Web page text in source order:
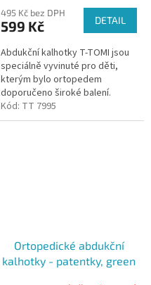
495 Kč bez DPH
599 Kč DETAIL
Abdukční kalhotky T-TOMI jsou
speciálně vyvinuté pro děti,
kterým bylo ortopedem
doporučeno široké balení.
Kalhotky udržují kyčle dítěte ve
správném postavení díky všité...
Kód: TT 7995
Ortopedické abdukční
kalhotky - patentky, green